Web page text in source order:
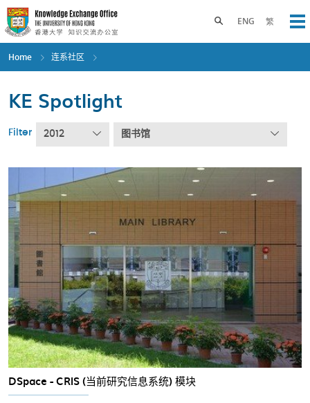
Skip
to
main
content
ENG 繁
Toggle search panel
Home 连系社区
KE Spotlight
Filter 2012 图书馆
DSpace - CRIS (当前研究信息系统) 模块